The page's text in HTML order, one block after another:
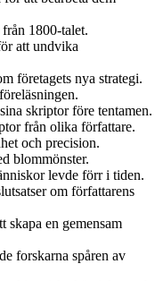
1800-talet.
att undvika
företagets nya strategi.
skriptor före tentamen.
från olika författare.
och precision.
blommönster.
levde förr i tiden.
om författarens
skapa en gemensam
forskarna spåren av